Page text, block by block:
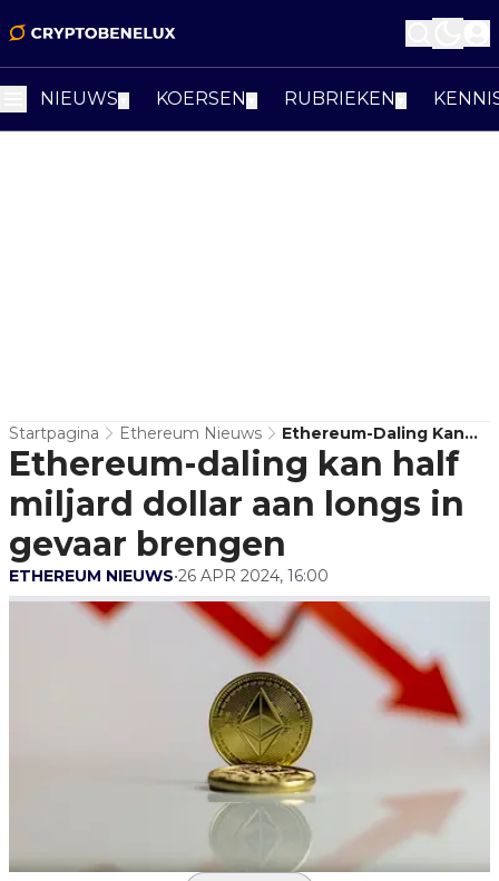
NIEUWS KOERSEN RUBRIEKEN
Startpagina Ethereum Nieuws
Ethereum-Daling Kan
Half Miljard Dollar Aan
Longs In Gevaar
Brengen
Ethereum-daling kan half
miljard dollar aan longs in
gevaar brengen
ETHEREUM NIEUWS•26 APR 2024, 16:00